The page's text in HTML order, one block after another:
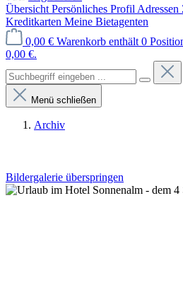
Übersicht Persönliches Profil Adressen
Kreditkarten Meine Bietagenten
0,00 € Warenkorb enthält 0
0,00 €.
Menü schließen
Archiv
Bildergalerie überspringen